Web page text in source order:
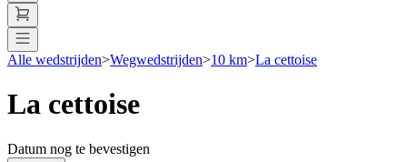
Alle wedstrijden>Wegwedstrijden>10 km>La cettoise
La cettoise
Datum nog te bevestigen